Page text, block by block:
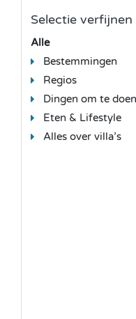
Selectie verfijnen
Alle
Bestemmingen
Regios
Dingen om te doen
Eten & Lifestyle
Alles over villa’s